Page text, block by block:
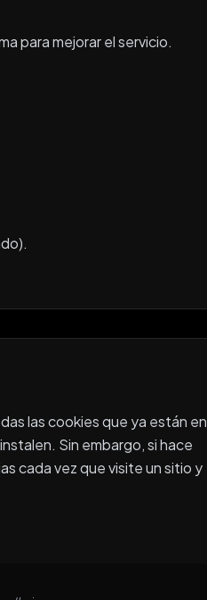
para mejorar el servicio.
las cookies que ya están en
Sin embargo, si hace
cada vez que visite un sitio y